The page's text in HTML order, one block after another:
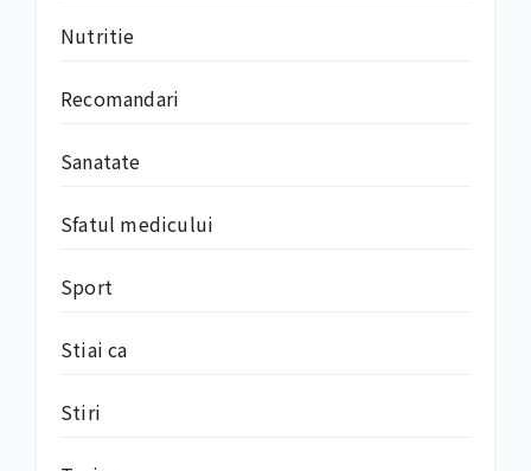
Nutritie
Recomandari
Sanatate
Sfatul medicului
Sport
Stiai ca
Stiri